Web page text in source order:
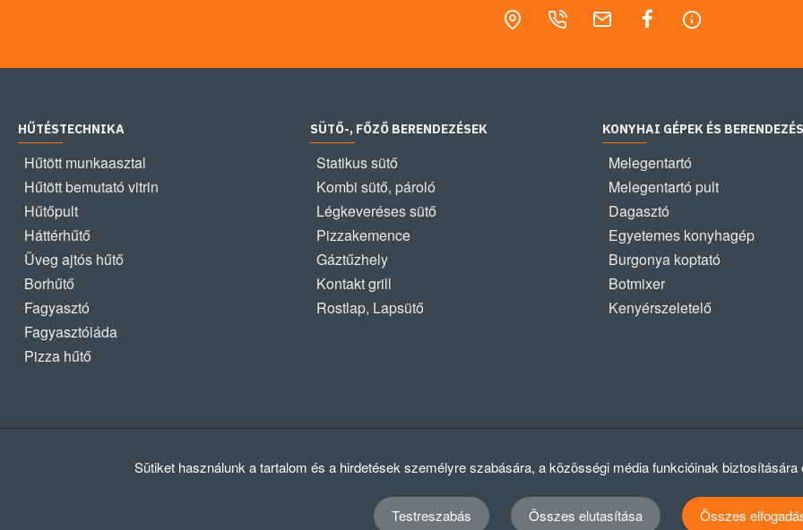
HŰTÉSTECHNIKA
Hűtött munkaasztal
Hűtött bemutató vitrin
Hűtőpult
Háttérhűtő
Üveg ajtós hűtő
Borhűtő
Fagyasztó
Fagyasztóláda
Pizza hűtő
SÜTŐ-, FŐZŐ BERENDEZÉSEK
Statikus sütő
Kombi sütő, pároló
Légkeveréses sütő
Pizzakemence
Gáztűzhely
Kontakt grill
Rostlap, Lapsütő
KONYHAI GÉPEK ÉS
Melegentartó
Melegentartó pult
Dagasztó
Egyetemes konyhagép
Burgonya koptató
Botmixer
Kenyérszeletelő
Sütiket használunk a tartalom és a hirdetések személyre szabására, a közösségi média funkcióinak
Testreszabás Összes elutasítása Összes